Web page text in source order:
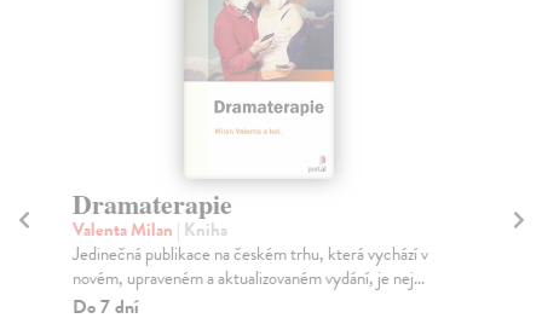
Dramaterapie
Valenta Milan | Kniha
Jedinečná publikace na českém trhu, která vychází v
novém, upraveném a aktualizovaném vydání, je nej...
Do 7 dní